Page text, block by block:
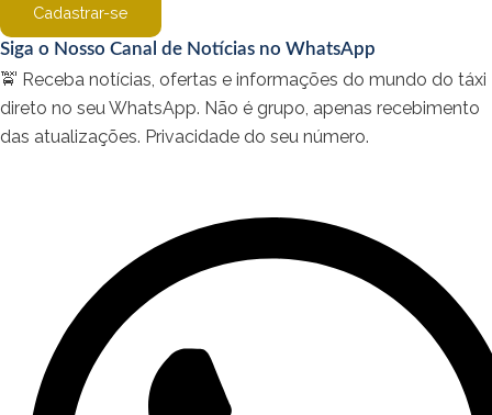
Cadastrar-se
Siga o Nosso Canal de Notícias no WhatsApp
🚖 Receba notícias, ofertas e informações do mundo do táxi
direto no seu WhatsApp. Não é grupo, apenas recebimento
das atualizações. Privacidade do seu número.